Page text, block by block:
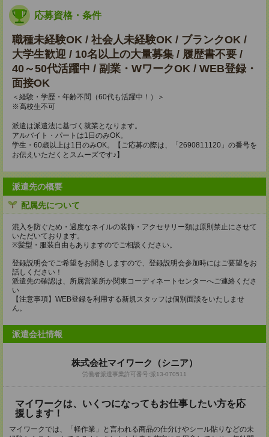
応募資格・条件
職種未経験OK / 社会人未経験OK / ブランクOK /
大学生歓迎 / 10名以上の大量募集 / 履歴書不要 /
40～50代活躍中 / 副業・WワークOK / WEB登録・
面接OK
＜経験・学歴・年齢不問（60代も活躍中！）＞
※高校生不可
派遣は派遣法に基づく就業となります。
アルバイト・パートは1日のみOK。
学生・60歳以上は1日のみOK。【ご応募の際は、「2690811120」の番号を
お伝えいただくとスムーズです♪】
派遣先の概要
配属先について
混入を防ぐため・過度なネイルの装飾・アクセサリー類は原則禁止にさせて
いただいております。
※髪型・服装自由もありますのでご相談ください。
登録説明会でご希望をお聞きしますので、登録説明会参加時にはご要望をお
話しください！
派遣先の確認は、所属営業所か関東コーディネートセンターへご連絡くださ
い
【注意事項】WEB登録を利用する新規スタッフは個別面談をいたしませ
ん。
派遣会社情報
株式会社マイワーク（シニア）
労働者派遣事業許可番号:派13-070511
マイワークは、いくつになってもお仕事したい方を応
援します！
マイワークでは、「軽作業」と言われる商品の仕分けやシール貼りなどの未